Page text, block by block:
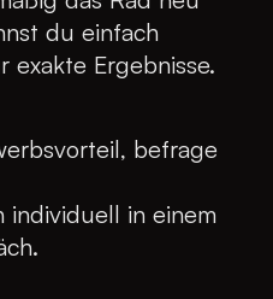
du einfach
exakte Ergebnisse.
befrage
individuell in einem